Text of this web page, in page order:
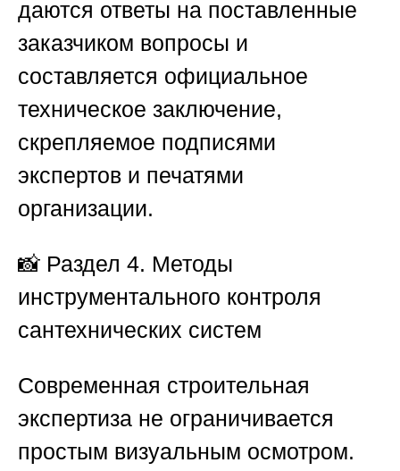
даются ответы на поставленные
заказчиком вопросы и
составляется официальное
техническое заключение,
скрепляемое подписями
экспертов и печатями
организации.
📸 Раздел 4. Методы
инструментального контроля
сантехнических систем
Современная строительная
экспертиза не ограничивается
простым визуальным осмотром.